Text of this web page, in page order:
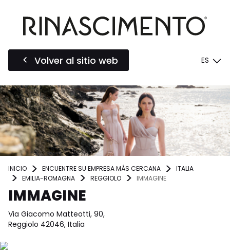
Volver al sitio web ES
INICIO ENCUENTRE SU EMPRESA MÁS CERCANA
ITALIA
EMILIA-ROMAGNA
REGGIOLO IMMAGINE
IMMAGINE
Via Giacomo Matteotti, 90,
Reggiolo 42046, Italia